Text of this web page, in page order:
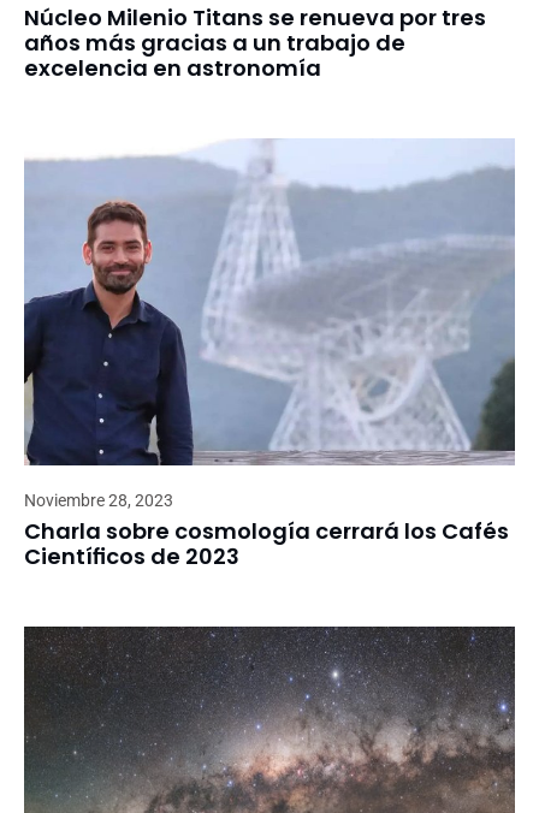
Núcleo Milenio Titans se renueva por tres
años más gracias a un trabajo de
excelencia en astronomía
Noviembre 28, 2023
Charla sobre cosmología cerrará los Cafés
Científicos de 2023